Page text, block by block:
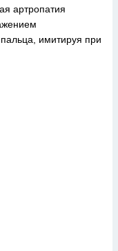
артропатия
имитируя при